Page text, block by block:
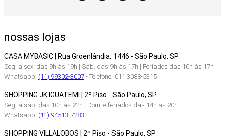
nossas lojas
CASA MYBASIC | Rua Groenlândia, 1446 - São Paulo, SP
Seg. a sex. das 9h às 19h | Sáb. das 9h às 17h | Feriados das 10h às 17h
Whatsapp: (11) 99302-3007- Telefone: 011 3088-5315
SHOPPING JK IGUATEMI | 2º Piso - São Paulo, SP
Seg. a sáb. das 10h às 22h | Dom. e feriados das 14h as 20h
Whatsapp: (11) 94513-7283
SHOPPING VILLALOBOS | 2º Piso - São Paulo, SP